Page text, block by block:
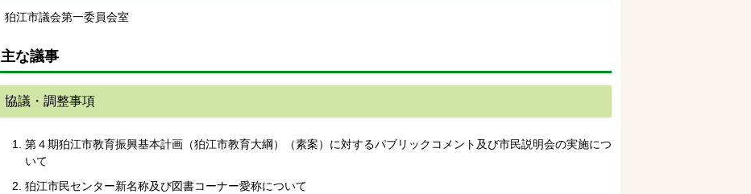
狛江市議会第一委員会室
主な議事
協議・調整事項
第４期狛江市教育振興基本計画（狛江市教育大綱）（素案）に対するパブリックコメント及び市民説明会の実施につ
いて
狛江市民センター新名称及び図書コーナー愛称について